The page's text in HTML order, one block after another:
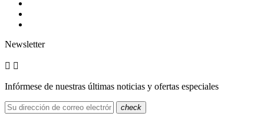
Newsletter
 
Infórmese de nuestras últimas noticias y ofertas especiales
check